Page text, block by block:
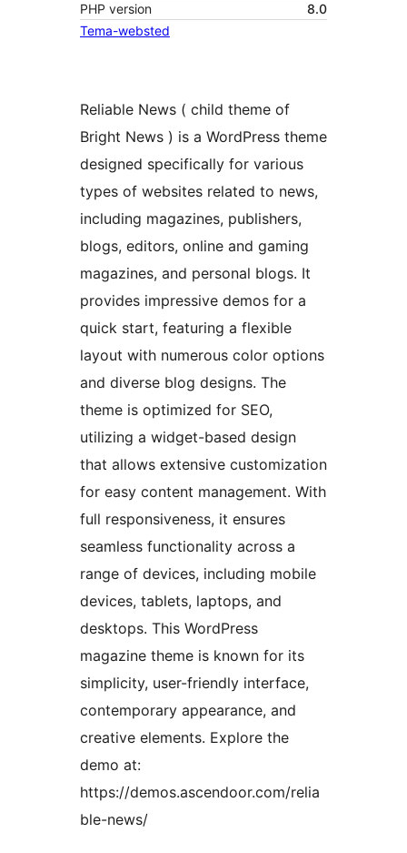
PHP version
8.0
Tema-websted
Reliable News ( child theme of
Bright News ) is a WordPress theme
designed specifically for various
types of websites related to news,
including magazines, publishers,
blogs, editors, online and gaming
magazines, and personal blogs. It
provides impressive demos for a
quick start, featuring a flexible
layout with numerous color options
and diverse blog designs. The
theme is optimized for SEO,
utilizing a widget-based design
that allows extensive customization
for easy content management. With
full responsiveness, it ensures
seamless functionality across a
range of devices, including mobile
devices, tablets, laptops, and
desktops. This WordPress
magazine theme is known for its
simplicity, user-friendly interface,
contemporary appearance, and
creative elements. Explore the
demo at:
https://demos.ascendoor.com/relia
ble-news/